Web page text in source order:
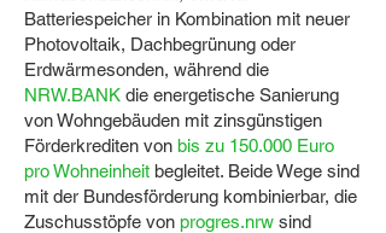
Batteriespeicher in Kombination mit neuer
Photovoltaik, Dachbegrünung oder
Erdwärmesonden, während die
NRW.BANK die energetische Sanierung
von Wohngebäuden mit zinsgünstigen
Förderkrediten von bis zu 150.000 Euro
pro Wohneinheit begleitet. Beide Wege sind
mit der Bundesförderung kombinierbar, die
Zuschusstöpfe von progres.nrw sind